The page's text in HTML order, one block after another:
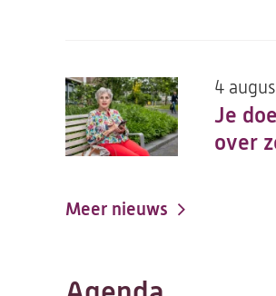
Je
over
4
Meer nieuws